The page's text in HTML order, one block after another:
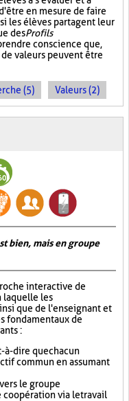
en mesure de faire
les élèves partagent leur
desProfils
conscience que,
valeurs peuvent être
(5) Valeurs (2)
bien, mais en groupe
interactive de
laquelle les
que de l'enseignant et
fondamentaux de
:
dire que chacun
commun en assumant
le groupe
via le travail